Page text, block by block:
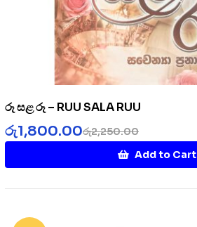
රූ සළ රූ – RUU SALA RUU
රු2,250.00
රු1,800.00
Add to Cart